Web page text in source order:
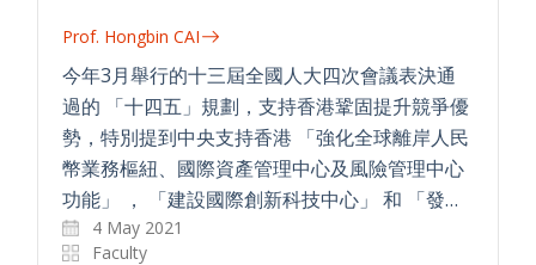
Prof. Hongbin CAI
今年3月舉行的十三屆全國人大四次會議表決通
過的 「十四五」規劃，支持香港鞏固提升競爭優
勢，特別提到中央支持香港 「強化全球離岸人民
幣業務樞紐、國際資產管理中心及風險管理中心
功能」 ， 「建設國際創新科技中心」 和 「發…
4 May 2021
Faculty